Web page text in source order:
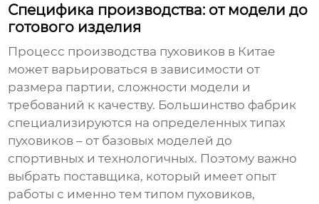
Специфика производства: от модели до
готового изделия
Процесс производства пуховиков в Китае
может варьироваться в зависимости от
размера партии, сложности модели и
требований к качеству. Большинство фабрик
специализируются на определенных типах
пуховиков – от базовых моделей до
спортивных и технологичных. Поэтому важно
выбрать поставщика, который имеет опыт
работы с именно тем типом пуховиков,